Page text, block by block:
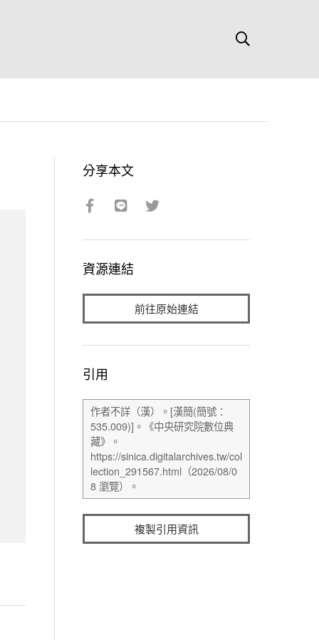
分享本文
資源連結
前往原始連結
引用
複製引用資訊